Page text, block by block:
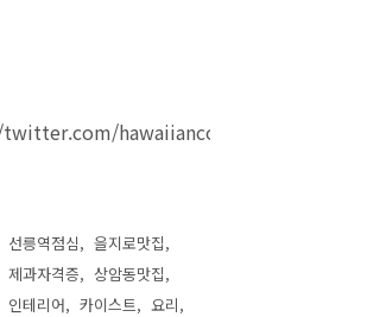
hawaiiancouple
선릉역점심
을지로맛집
제과자격증
상암동맛집
인테리어 카이스트
요리